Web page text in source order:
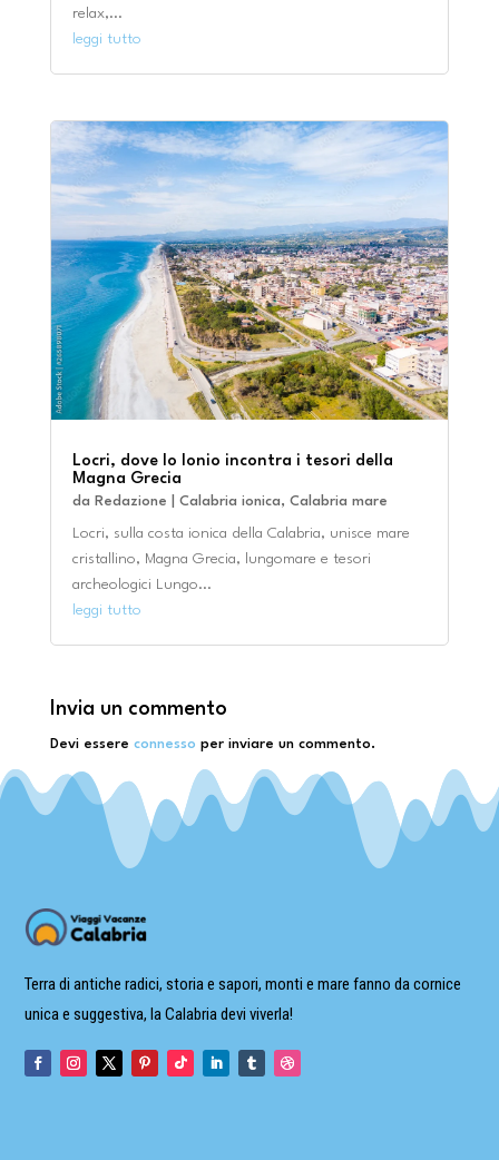
relax,...
leggi tutto
Locri, dove lo Ionio incontra i tesori della
Magna Grecia
da Redazione Calabria ionica, Calabria mare
Locri, sulla costa ionica della Calabria, unisce mare
cristallino, Magna Grecia, lungomare e tesori
archeologici Lungo...
leggi tutto
Invia un commento
Devi essere connesso per inviare un commento.
Terra di antiche radici, storia e sapori, monti e mare fanno da cornice
unica e suggestiva, la Calabria devi viverla!